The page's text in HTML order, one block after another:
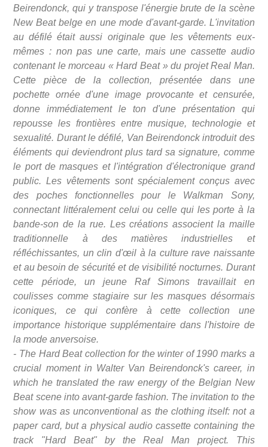
Beirendonck, qui y transpose l'énergie brute de la scène
New Beat belge en une mode d'avant-garde. L'invitation
au défilé était aussi originale que les vêtements eux-
mêmes : non pas une carte, mais une cassette audio
contenant le morceau « Hard Beat » du projet Real Man.
Cette pièce de la collection, présentée dans une
pochette ornée d'une image provocante et censurée,
donne immédiatement le ton d'une présentation qui
repousse les frontières entre musique, technologie et
sexualité. Durant le défilé, Van Beirendonck introduit des
éléments qui deviendront plus tard sa signature, comme
le port de masques et l'intégration d'électronique grand
public. Les vêtements sont spécialement conçus avec
des poches fonctionnelles pour le Walkman Sony,
connectant littéralement celui ou celle qui les porte à la
bande-son de la rue. Les créations associent la maille
traditionnelle à des matières industrielles et
réfléchissantes, un clin d'œil à la culture rave naissante
et au besoin de sécurité et de visibilité nocturnes. Durant
cette période, un jeune Raf Simons travaillait en
coulisses comme stagiaire sur les masques désormais
iconiques, ce qui confère à cette collection une
importance historique supplémentaire dans l'histoire de
la mode anversoise.
- The Hard Beat collection for the winter of 1990 marks a
crucial moment in Walter Van Beirendonck's career, in
which he translated the raw energy of the Belgian New
Beat scene into avant-garde fashion. The invitation to the
show was as unconventional as the clothing itself: not a
paper card, but a physical audio cassette containing the
track "Hard Beat" by the Real Man project. This